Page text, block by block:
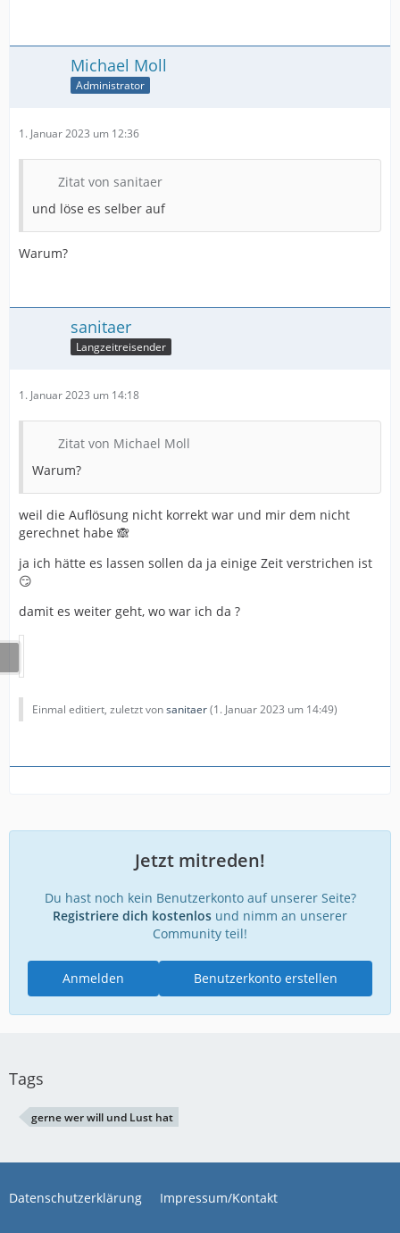
Michael Moll
Administrator
1. Januar 2023 um 12:36
Zitat von sanitaer
und löse es selber auf
Warum?
sanitaer
Langzeitreisender
1. Januar 2023 um 14:18
Zitat von Michael Moll
Warum?
weil die Auflösung nicht korrekt war und mir dem nicht
gerechnet habe 🙈
ja ich hätte es lassen sollen da ja einige Zeit verstrichen ist
😏
damit es weiter geht, wo war ich da ?
Einmal editiert, zuletzt vonsanitaer(1. Januar 2023 um 14:49)
Jetzt mitreden!
Du hast noch kein Benutzerkonto auf unserer Seite?
Registriere dich kostenlos und nimm an unserer
Community teil!
Benutzerkonto erstellen
Anmelden
Tags
gerne wer will und Lust hat
Datenschutzerklärung Impressum/Kontakt